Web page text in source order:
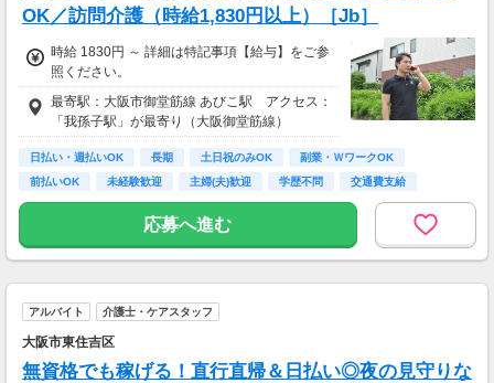
OK／訪問介護（時給1,830円以上）［Jb］
時給 1830円 ～ 詳細は特記事項【給与】をご参
照ください。
最寄駅：大阪市御堂筋線 あびこ駅 アクセス：
「我孫子駅」が最寄り（大阪御堂筋線）
日払い・週払いOK 長期 土日祝のみOK
副業・ＷワークOK
前払いOK
未経験歓迎 主婦(夫)歓迎 学歴不問 交通費支給
応募へ進む
アルバイト 介護士・ケアスタッフ
大阪市東住吉区
無資格でも稼げる！直行直帰＆日払い◎夜の見守りな